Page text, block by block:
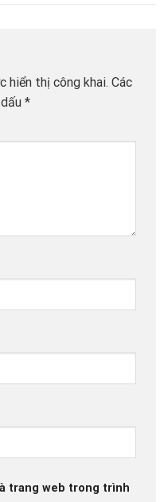
hiển thị công khai. Các
*
trang web trong trình